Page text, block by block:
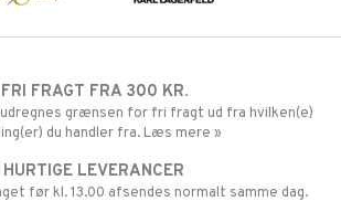
FRI FRAGT FRA 300 KR.
grænsen for fri fragt ud fra hvilken(e)
du handler fra. Læs mere »
HURTIGE LEVERANCER
før kl. 13.00 afsendes normalt samme dag.